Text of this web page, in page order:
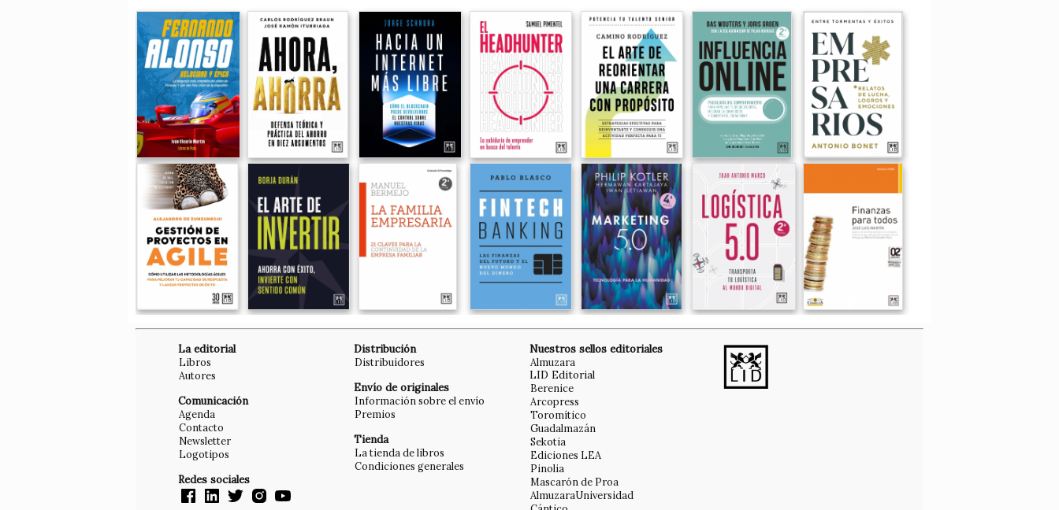
La editorial
Libros
Autores
Comunicación
Agenda
Contacto
Newsletter
Logotipos
Redes sociales
Distribución
Distribuidores
Envío de originales
Información sobre el envío
Premios
Tienda
La tienda de libros
Condiciones generales
Nuestros sellos editoriales
Almuzara
LID Editorial
Berenice
Arcopress
Toromítico
Guadalmazán
Sekotia
Ediciones LEA
Pinolia
Mascarón de Proa
AlmuzaraUniversidad